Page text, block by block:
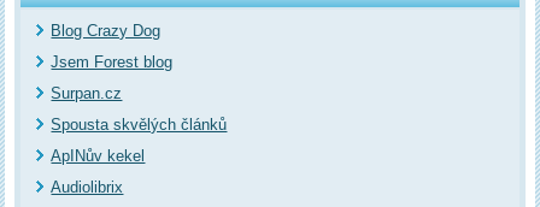
Blog Crazy Dog
Jsem Forest blog
Surpan.cz
Spousta skvělých článků
ApINův kekel
Audiolibrix